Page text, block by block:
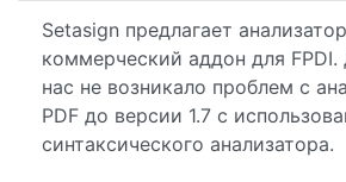
Setasign предлагает
коммерческий аддон для
нас не возникало проблем с
PDF до версии 1.7 с
синтаксического анализатора.